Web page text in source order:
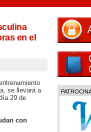
en el
se llevará a
29 de
con